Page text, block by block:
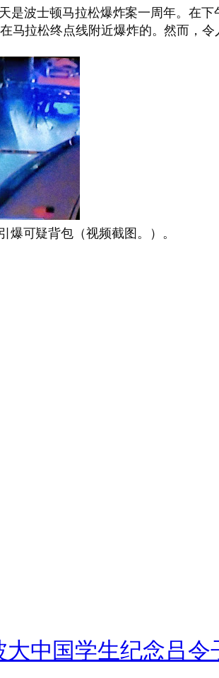
是波士顿马拉松爆炸案一周年。在
马拉松终点线附近爆炸的。然而，
可疑背包（视频截图。）。
中国学生纪念吕令